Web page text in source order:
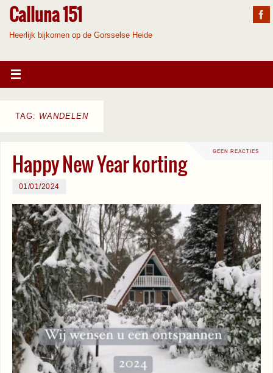
Calluna 151
Heerlijk bijkomen op de Gorsselse Heide
TAG: WANDELEN
GEEN REACTIES
Happy New Year korting
01/01/2024